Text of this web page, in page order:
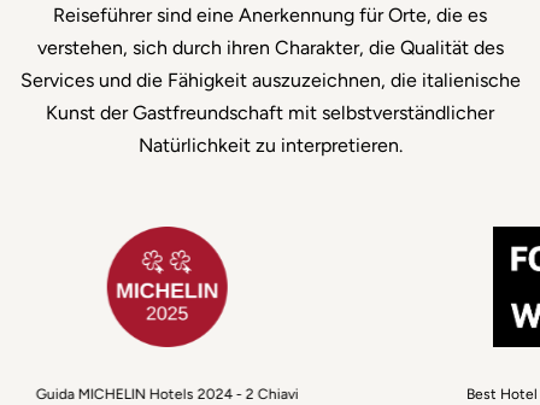
Reiseführer sind eine Anerkennung für Orte, die es
verstehen, sich durch ihren Charakter, die Qualität des
Services und die Fähigkeit auszuzeichnen, die italienische
Kunst der Gastfreundschaft mit selbstverständlicher
Natürlichkeit zu interpretieren.
Guida MICHELIN Hotels 2024 - 2 Chiavi Best Hotel